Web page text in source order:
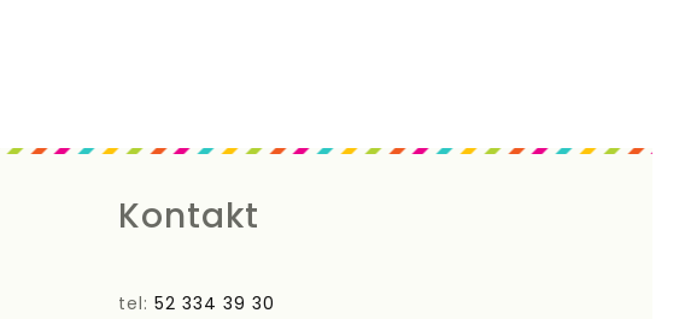
Kontakt
tel: 52 334 39 30